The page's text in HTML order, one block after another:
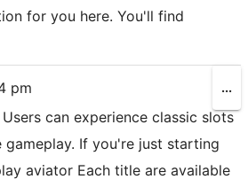
for you here. You'll find
pm
can experience classic slots
If you're just starting
aviator Each title are available
...
this